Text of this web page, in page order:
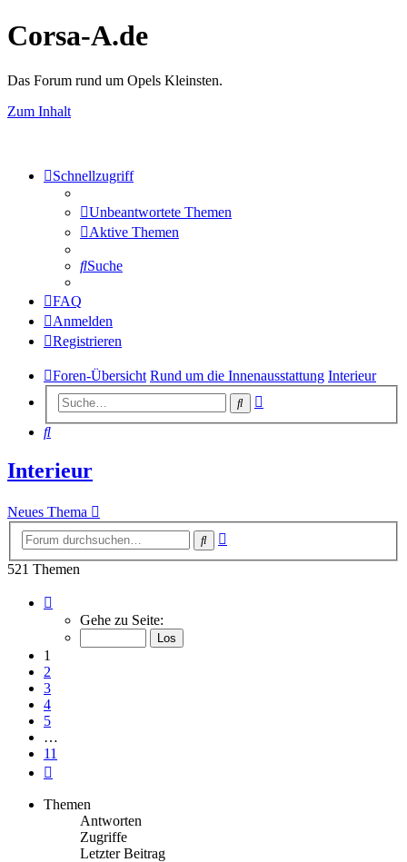
Corsa-A.de
Das Forum rund um Opels Kleinsten.
Zum Inhalt
Schnellzugriff
Unbeantwortete Themen
Aktive Themen
Suche
FAQ
Anmelden
Registrieren
Foren-Übersicht Rund um die Innenausstattung Interieur
Suche
Suche
Interieur
Neues Thema
Suche
521 Themen
von
Gehe zu Seite:
1
2
3
4
5
…
11
Themen
Antworten
Zugriffe
Letzter Beitrag